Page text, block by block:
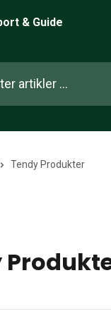
...
Tendy Produkter